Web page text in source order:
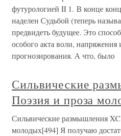
футурологией II 1. В конце
наделен Судьбой (теперь
предвидеть будущее. Это
особого акта воли,
прогнозирования. А что, было
Сильвические
Поэзия и проза
Сильвические размышления
молодых[494] Я получаю